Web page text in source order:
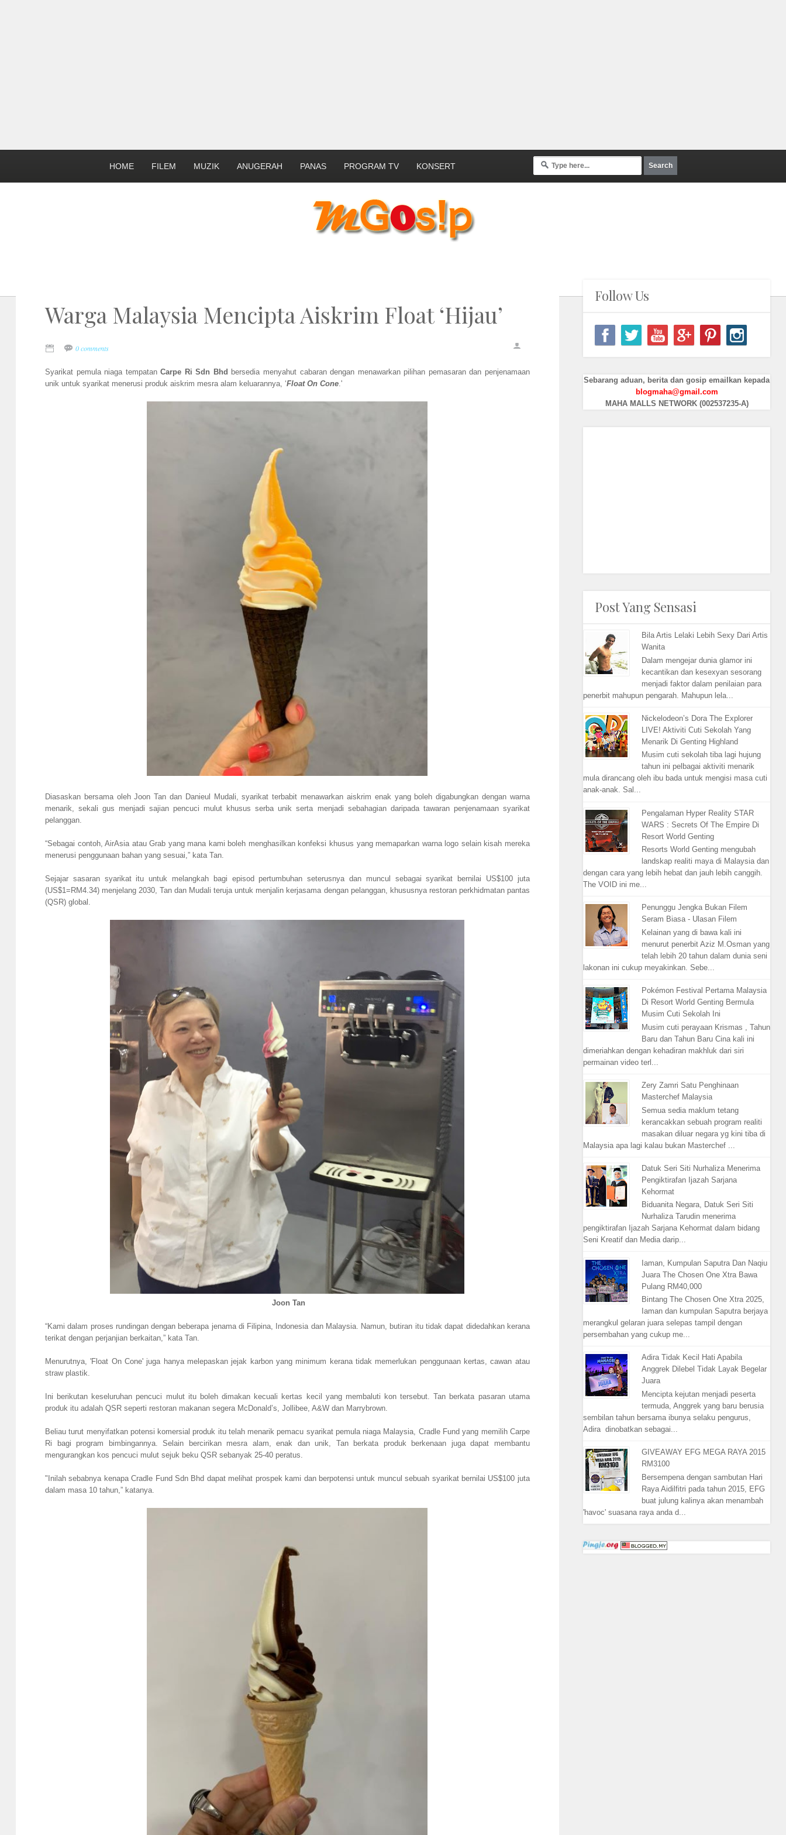
HOME FILEM MUZIK ANUGERAH PANAS PROGRAM TV KONSERT
Warga Malaysia Mencipta Aiskrim Float ‘Hijau’
0 comments
Syarikat pemula niaga tempatanCarpe Ri Sdn Bhd bersedia menyahut cabaran dengan menawarkan pilihan pemasaran dan penjenamaan
unik untuk syarikat menerusi produk aiskrim mesra alam keluarannya, ‘Float On Cone.'
Diasaskan bersama oleh Joon Tan dan Danieul Mudali, syarikat terbabit menawarkan aiskrim enak yang boleh digabungkan dengan warna
menarik, sekali gus menjadi sajian pencuci mulut khusus serba unik serta menjadi sebahagian daripada tawaran penjenamaan syarikat
pelanggan.
“Sebagai contoh, AirAsia atau Grab yang mana kami boleh menghasilkan konfeksi khusus yang memaparkan warna logo selain kisah mereka
menerusi penggunaan bahan yang sesuai,” kata Tan.
Sejajar sasaran syarikat itu untuk melangkah bagi episod pertumbuhan seterusnya dan muncul sebagai syarikat bernilai US$100 juta
(US$1=RM4.34) menjelang 2030, Tan dan Mudali teruja untuk menjalin kerjasama dengan pelanggan, khususnya restoran perkhidmatan pantas
(QSR) global.
Joon Tan
“Kami dalam proses rundingan dengan beberapa jenama di Filipina, Indonesia dan Malaysia. Namun, butiran itu tidak dapat didedahkan kerana
terikat dengan perjanjian berkaitan,” kata Tan.
Menurutnya, 'Float On Cone' juga hanya melepaskan jejak karbon yang minimum kerana tidak memerlukan penggunaan kertas, cawan atau
straw plastik.
Ini berikutan keseluruhan pencuci mulut itu boleh dimakan kecuali kertas kecil yang membaluti kon tersebut. Tan berkata pasaran utama
produk itu adalah QSR seperti restoran makanan segera McDonald’s, Jollibee, A&W dan Marrybrown.
Beliau turut menyifatkan potensi komersial produk itu telah menarik pemacu syarikat pemula niaga Malaysia, Cradle Fund yang memilih Carpe
Ri bagi program bimbingannya. Selain bercirikan mesra alam, enak dan unik, Tan berkata produk berkenaan juga dapat membantu
mengurangkan kos pencuci mulut sejuk beku QSR sebanyak 25-40 peratus.
"Inilah sebabnya kenapa Cradle Fund Sdn Bhd dapat melihat prospek kami dan berpotensi untuk muncul sebuah syarikat bernilai US$100 juta
dalam masa 10 tahun,” katanya.
Follow Us
Sebarang aduan, berita dan gosip emailkan kepada
blogmaha@gmail.com
MAHA MALLS NETWORK (002537235-A)
Post Yang Sensasi
Bila Artis Lelaki Lebih Sexy Dari Artis
Wanita
Dalam mengejar dunia glamor ini
kecantikan dan kesexyan sesorang
menjadi faktor dalam penilaian para
penerbit mahupun pengarah. Mahupun lela...
Nickelodeon’s Dora The Explorer
LIVE! Aktiviti Cuti Sekolah Yang
Menarik Di Genting Highland
Musim cuti sekolah tiba lagi hujung
tahun ini pelbagai aktiviti menarik
mula dirancang oleh ibu bada untuk mengisi masa cuti
anak-anak. Sal...
Pengalaman Hyper Reality STAR
WARS : Secrets Of The Empire Di
Resort World Genting
Resorts World Genting mengubah
landskap realiti maya di Malaysia dan
dengan cara yang lebih hebat dan jauh lebih canggih.
The VOID ini me...
Penunggu Jengka Bukan Filem
Seram Biasa - Ulasan Filem
Kelainan yang di bawa kali ini
menurut penerbit Aziz M.Osman yang
telah lebih 20 tahun dalam dunia seni
lakonan ini cukup meyakinkan. Sebe...
Pokémon Festival Pertama Malaysia
Di Resort World Genting Bermula
Musim Cuti Sekolah Ini
Musim cuti perayaan Krismas , Tahun
Baru dan Tahun Baru Cina kali ini
dimeriahkan dengan kehadiran makhluk dari siri
permainan video terl...
Zery Zamri Satu Penghinaan
Masterchef Malaysia
Semua sedia maklum tetang
kerancakkan sebuah program realiti
masakan diluar negara yg kini tiba di
Malaysia apa lagi kalau bukan Masterchef ...
Datuk Seri Siti Nurhaliza Menerima
Pengiktirafan Ijazah Sarjana
Kehormat
Biduanita Negara, Datuk Seri Siti
Nurhaliza Tarudin menerima
pengiktirafan Ijazah Sarjana Kehormat dalam bidang
Seni Kreatif dan Media darip...
Iaman, Kumpulan Saputra Dan Naqiu
Juara The Chosen One Xtra Bawa
Pulang RM40,000
Bintang The Chosen One Xtra 2025,
Iaman dan kumpulan Saputra berjaya
merangkul gelaran juara selepas tampil dengan
persembahan yang cukup me...
Adira Tidak Kecil Hati Apabila
Anggrek Dilebel Tidak Layak Begelar
Juara
Mencipta kejutan menjadi peserta
termuda, Anggrek yang baru berusia
sembilan tahun bersama ibunya selaku pengurus,
Adira dinobatkan sebagai...
GIVEAWAY EFG MEGA RAYA 2015
RM3100
Bersempena dengan sambutan Hari
Raya Aidilfitri pada tahun 2015, EFG
buat julung kalinya akan menambah
'havoc' suasana raya anda d...